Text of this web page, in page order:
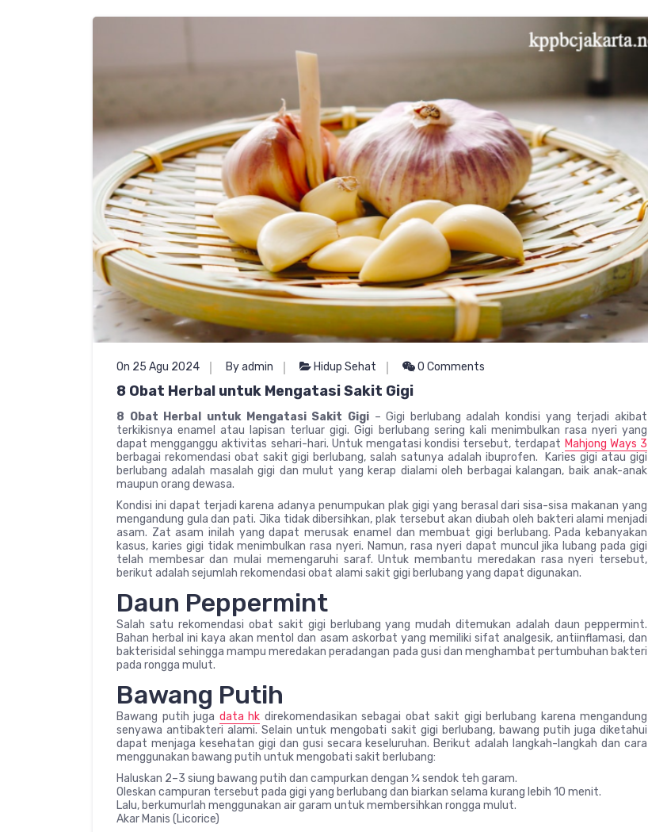
On 25 Agu 2024 By admin Hidup Sehat 0 Comments
8 Obat Herbal untuk Mengatasi Sakit Gigi
8 Obat Herbal untuk Mengatasi Sakit Gigi– Gigi berlubang adalah kondisi yang terjadi akibat
terkikisnya enamel atau lapisan terluar gigi. Gigi berlubang sering kali menimbulkan rasa nyeri yang
dapat mengganggu aktivitas sehari-hari. Untuk mengatasi kondisi tersebut, terdapat Mahjong Ways 3
berbagai rekomendasi obat sakit gigi berlubang, salah satunya adalah ibuprofen. Karies gigi atau gigi
berlubang adalah masalah gigi dan mulut yang kerap dialami oleh berbagai kalangan, baik anak-anak
maupun orang dewasa.
Kondisi ini dapat terjadi karena adanya penumpukan plak gigi yang berasal dari sisa-sisa makanan yang
mengandung gula dan pati. Jika tidak dibersihkan, plak tersebut akan diubah oleh bakteri alami menjadi
asam. Zat asam inilah yang dapat merusak enamel dan membuat gigi berlubang. Pada kebanyakan
kasus, karies gigi tidak menimbulkan rasa nyeri. Namun, rasa nyeri dapat muncul jika lubang pada gigi
telah membesar dan mulai memengaruhi saraf. Untuk membantu meredakan rasa nyeri tersebut,
berikut adalah sejumlah rekomendasi obat alami sakit gigi berlubang yang dapat digunakan.
Daun Peppermint
Salah satu rekomendasi obat sakit gigi berlubang yang mudah ditemukan adalah daun peppermint.
Bahan herbal ini kaya akan mentol dan asam askorbat yang memiliki sifat analgesik, antiinflamasi, dan
bakterisidal sehingga mampu meredakan peradangan pada gusi dan menghambat pertumbuhan bakteri
pada rongga mulut.
Bawang Putih
Bawang putih juga data hk direkomendasikan sebagai obat sakit gigi berlubang karena mengandung
senyawa antibakteri alami. Selain untuk mengobati sakit gigi berlubang, bawang putih juga diketahui
dapat menjaga kesehatan gigi dan gusi secara keseluruhan. Berikut adalah langkah-langkah dan cara
menggunakan bawang putih untuk mengobati sakit berlubang:
Haluskan 2–3 siung bawang putih dan campurkan dengan ¼ sendok teh garam.
Oleskan campuran tersebut pada gigi yang berlubang dan biarkan selama kurang lebih 10 menit.
Lalu, berkumurlah menggunakan air garam untuk membersihkan rongga mulut.
Akar Manis (Licorice)